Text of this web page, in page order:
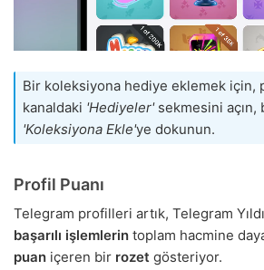
Bir koleksiyona hediye eklemek için,
kanaldaki 'Hediyeler'sekmesini açın,
'Koleksiyona Ekle'ye dokunun.
Profil Puanı
Telegram profilleri artık, Telegram
başarılı işlemlerin toplam hacmine
puan içeren bir rozet gösteriyor.